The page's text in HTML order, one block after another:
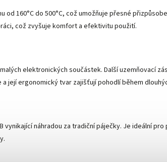
160°C do 500°C, což umožňuje přesné
což zvyšuje komfort a efektivitu použití.
elektronických součástek. Další uzemňovací
ergonomický tvar zajišťují pohodlí během
náhradou za tradiční páječky. Je ideální